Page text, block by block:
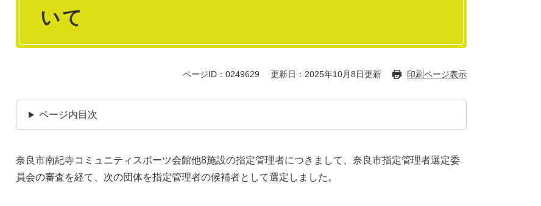
いて
ページID：0249629 更新日：2025年10月8日更新 印刷ページ表示
ページ内目次
奈良市南紀寺コミュニティスポーツ会館他8施設の指定管理者につきまして、奈良市指定管理者選定委
員会の審査を経て、次の団体を指定管理者の候補者として選定しました。